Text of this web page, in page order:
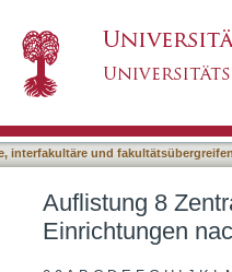
interfakultäre und
Auflistung 8
Einrichtungen